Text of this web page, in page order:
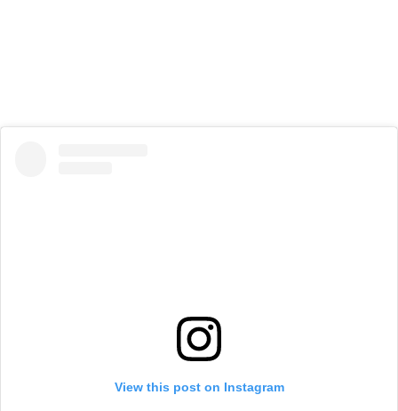
View this post on Instagram